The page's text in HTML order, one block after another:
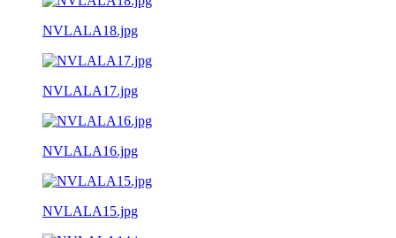
NVLALA18.jpg
NVLALA17.jpg
NVLALA16.jpg
NVLALA15.jpg